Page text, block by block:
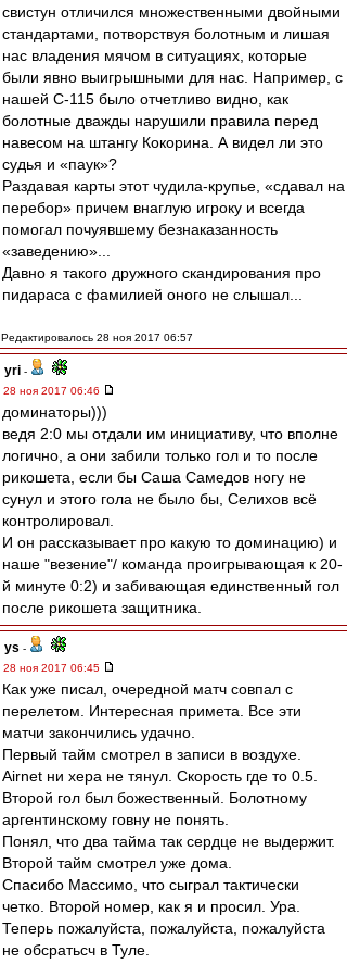
свистун отличился множественными двойными
стандартами, потворствуя болотным и лишая
нас владения мячом в ситуациях, которые
были явно выигрышными для нас. Например, с
нашей С-115 было отчетливо видно, как
болотные дважды нарушили правила перед
навесом на штангу Кокорина. А видел ли это
судья и «паук»?
Раздавая карты этот чудила-крупье, «сдавал на
перебор» причем внаглую игроку и всегда
помогал почуявшему безнаказанность
«заведению»...
Давно я такого дружного скандирования про
пидараса с фамилией оного не слышал...
Редактировалось 28 ноя 2017 06:57
yri -
28 ноя 2017 06:46
доминаторы)))
ведя 2:0 мы отдали им инициативу, что вполне
логично, а они забили только гол и то после
рикошета, если бы Саша Самедов ногу не
сунул и этого гола не было бы, Селихов всё
контролировал.
И он рассказывает про какую то доминацию) и
наше "везение"/ команда проигрывающая к 20-
й минуте 0:2) и забивающая единственный гол
после рикошета защитника.
ys -
28 ноя 2017 06:45
Как уже писал, очередной матч совпал с
перелетом. Интересная примета. Все эти
матчи закончились удачно.
Первый тайм смотрел в записи в воздухе.
Airnet ни хера не тянул. Скорость где то 0.5.
Второй гол был божественный. Болотному
аргентинскому говну не понять.
Понял, что два тайма так сердце не выдержит.
Второй тайм смотрел уже дома.
Спасибо Массимо, что сыграл тактически
четко. Второй номер, как я и просил. Ура.
Теперь пожалуйста, пожалуйста, пожалуйста
не обсратьсч в Туле.